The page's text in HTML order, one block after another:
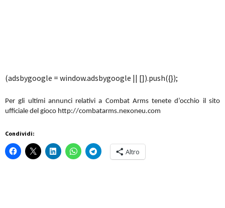
(adsbygoogle = window.adsbygoogle || []).push({});
Per gli ultimi annunci relativi a Combat Arms tenete d’occhio il sito
ufficiale del gioco http://combatarms.nexoneu.com
Condividi:
Altro